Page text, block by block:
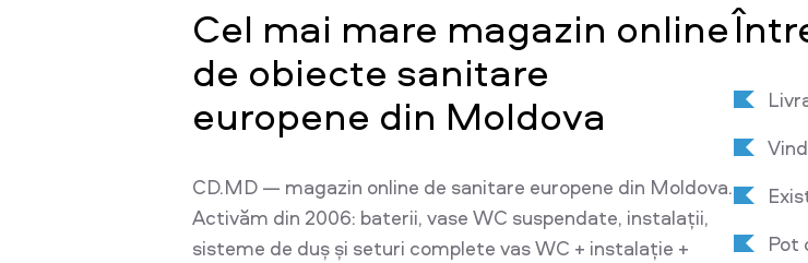
Cel mai mare magazin online
de obiecte sanitare
europene din Moldova
CD.MD — magazin online de sanitare europene din Moldova.
Activăm din 2006: baterii, vase WC suspendate, instalații,
sisteme de duș și seturi complete vas WC + instalație +
Pot